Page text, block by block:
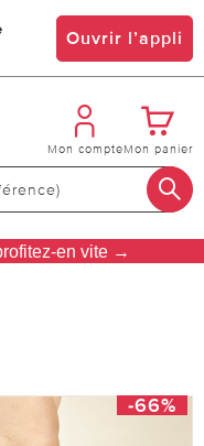
Ouvrir l’appli
Mon compteMon panier
en vite →
-66%